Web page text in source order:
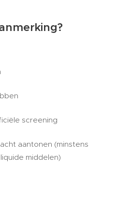
aanmerking?
screening
aantonen (minstens
middelen)